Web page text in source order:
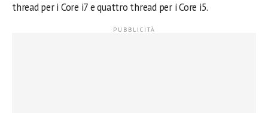
thread per i Core i7 e quattro thread per i Core i5.